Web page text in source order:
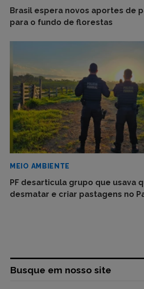
Brasil espera novos aportes de
para o fundo de florestas
MEIO AMBIENTE
PF desarticula grupo que usava
desmatar e criar pastagens no
Busque em nosso site